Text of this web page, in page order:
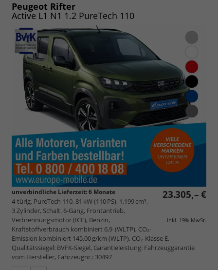
Peugeot Rifter
Active L1 N1 1.2 PureTech 110
23.305,– €
inkl. 19% MwSt.
unverbindliche Lieferzeit:6 Monate
4-türig, PureTech 110, 81 kW (110 PS), 1.199 cm³,
3 Zylinder, Schalt. 6-Gang, Frontantrieb,
Verbrennungsmotor (ICE), Benzin,
Kraftstoffverbrauch kombiniert 6,9 (WLTP), CO₂-
Emission kombiniert 145.00 g/km (WLTP), CO₂-Klasse E,
Qualitätssiegel: BVFK-Siegel, Garantieleistung: Fahrzeuggarantie
vom Hersteller, Fahrzeugnr.: 30497